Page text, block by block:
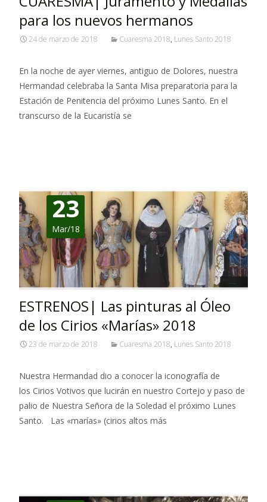
para los nuevos hermanos
24 de marzo de 2018 Cuaresma 2018, Lunes Santo 2018
En la noche de ayer viernes, antiguo de Dolores, nuestra
Hermandad celebraba la Santa Misa preparatoria para la
Estación de Penitencia del próximo Lunes Santo. En el
transcurso de la Eucaristía se
23
Mar/18
ESTRENOS| Las pinturas al Óleo
de los Cirios «Marías» 2018
23 de marzo de 2018 Cuaresma 2018, Lunes Santo 2018
Nuestra Hermandad dio a conocer la iconografía de
los Cirios Votivos que lucirán en nuestro Cortejo y paso de
palio de Nuestra Señora de la Soledad el próximo Lunes
Santo. Las «marías» (cirios altos más